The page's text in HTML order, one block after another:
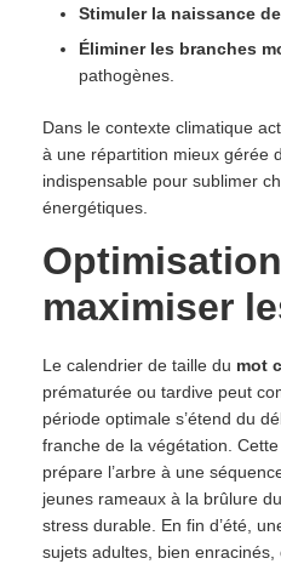
Stimuler la naissance
Éliminer les branches
pathogènes.
Dans le contexte climatique
à une répartition mieux gérée
indispensable pour sublimer
énergétiques.
maximiser
Le calendrier de taille du mot
prématurée ou tardive peut
période optimale s’étend du
franche de la végétation.
prépare l’arbre à une
jeunes rameaux à la brûlure
stress durable. En fin d’été,
sujets adultes, bien